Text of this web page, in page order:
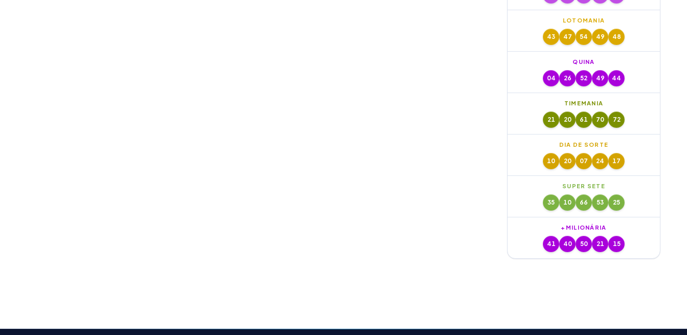
LOTOMANIA
43 47 54 49 48
QUINA
04 26 52 49 44
TIMEMANIA
21 20 61 70 72
DIA DE SORTE
10 20 07 24 17
SUPER SETE
35 10 66 53 25
+MILIONÁRIA
41 40 50 21 15